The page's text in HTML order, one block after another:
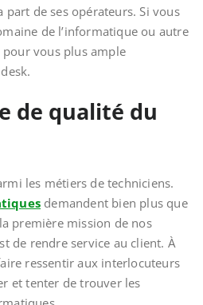
part de ses opérateurs. Si vous
de l’informatique ou autre
vous plus ample
de qualité du
les métiers de techniciens.
demandent bien plus que
première mission de nos
de rendre service au client. À
ressentir aux interlocuteurs
et tenter de trouver les